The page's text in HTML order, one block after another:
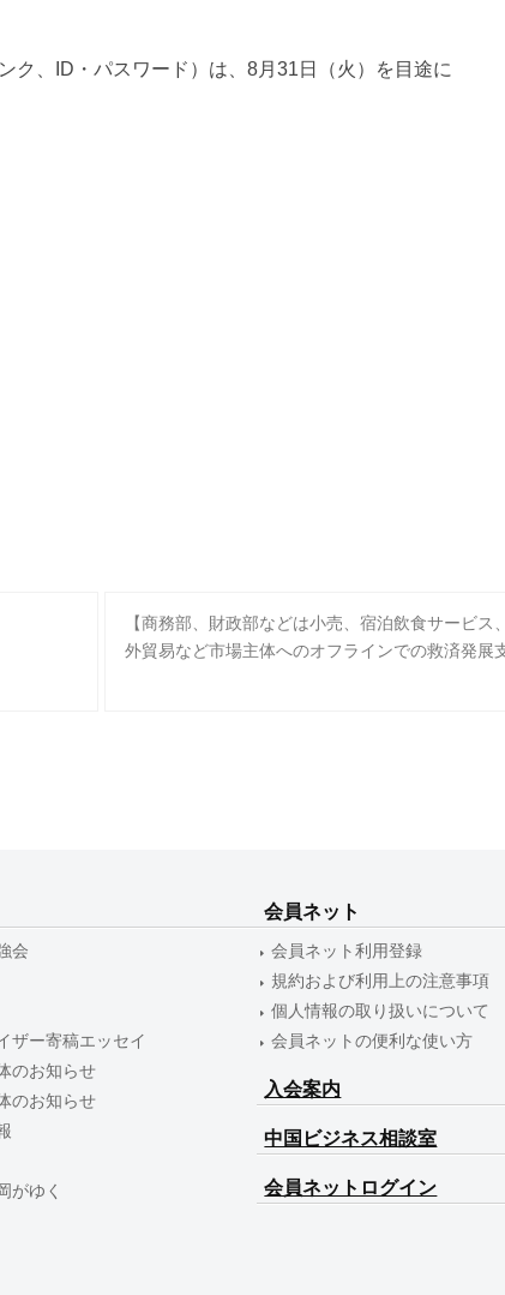
ク、 ID ・パスワード）は、 8月 31 日（火）を目途に
【商務部、財政部などは小売、宿泊飲食サービス
外貿易など市場主体へのオフラインでの救済発展
会
ザー寄稿エッセイ
のお知らせ
のお知らせ
ゆく
会員ネット
会員ネット利用登録
規約および利用上の注意事項
個人情報の取り扱いについて
会員ネットの便利な使い方
入会案内
中国ビジネス相談室
会員ネットログイン